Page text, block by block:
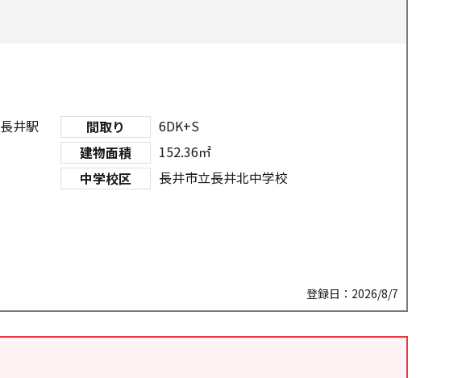
長井駅 間取り
6DK+S
建物面積
152.36㎡
中学校区
長井市立長井北中学校
登録日：2026/8/7